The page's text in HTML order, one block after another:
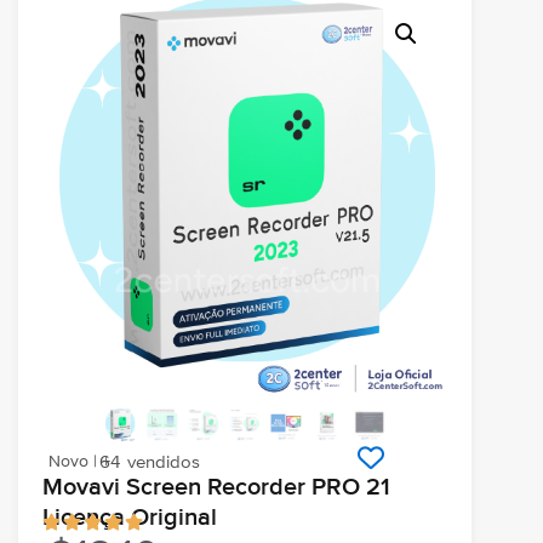
Novo | +64 vendidos
Movavi Screen Recorder PRO 21
Licença Original